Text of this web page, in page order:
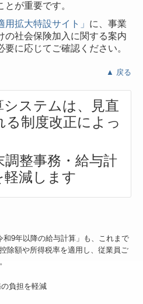
が重要です。
拡大特設サイト」 に、事業
の社会保険加入に関する案内
に応じてご確認ください。
▲ 戻る
ステムは、見直
る制度改正によっ
整事務・給与計
軽減します
和9年以降の給与計算」も、これまで
除額や所得税率を適用し、従業員ご